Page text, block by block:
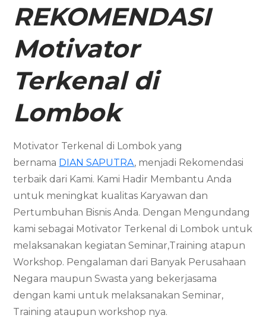
REKOMENDASI
Motivator
Terkenal di
Lombok
Motivator Terkenal di Lombok yang
bernama DIAN SAPUTRA, menjadi Rekomendasi
terbaik dari Kami. Kami Hadir Membantu Anda
untuk meningkat kualitas Karyawan dan
Pertumbuhan Bisnis Anda. Dengan Mengundang
kami sebagai Motivator Terkenal di Lombok untuk
melaksanakan kegiatan Seminar,Training atapun
Workshop. Pengalaman dari Banyak Perusahaan
Negara maupun Swasta yang bekerjasama
dengan kami untuk melaksanakan Seminar,
Training ataupun workshop nya.